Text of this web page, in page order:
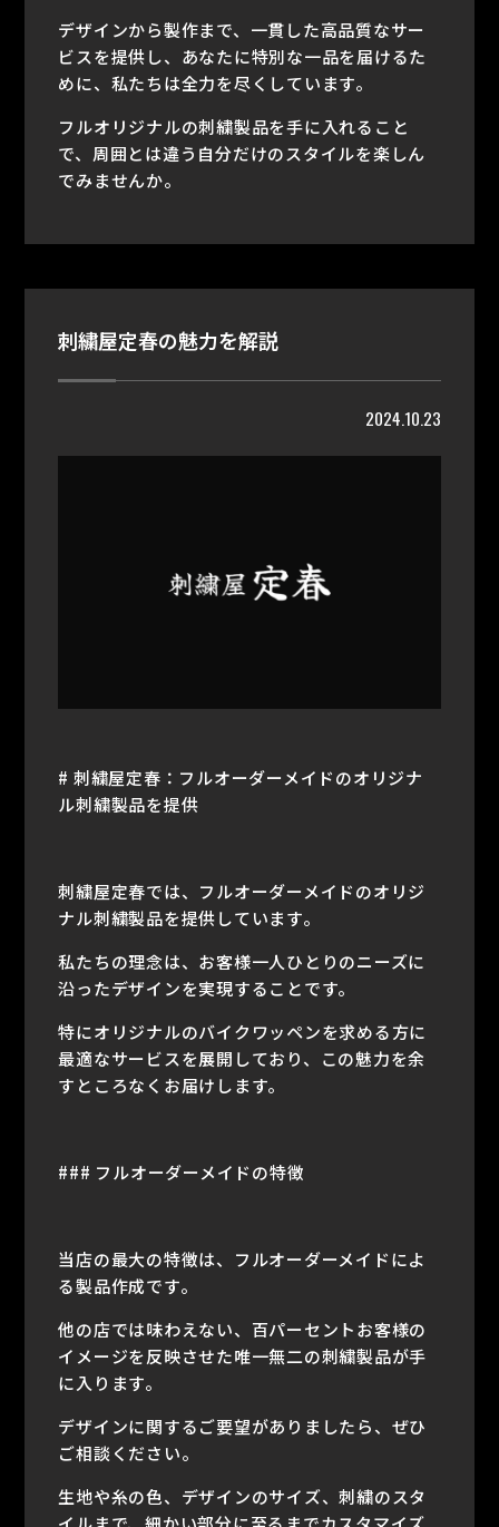
デザインから製作まで、一貫した高品質なサー
ビスを提供し、あなたに特別な一品を届けるた
めに、私たちは全力を尽くしています。
フルオリジナルの刺繍製品を手に入れること
で、周囲とは違う自分だけのスタイルを楽しん
でみませんか。
刺繍屋定春の魅力を解説
2024.10.23
# 刺繍屋定春：フルオーダーメイドのオリジナ
ル刺繍製品を提供
刺繍屋定春では、フルオーダーメイドのオリジ
ナル刺繍製品を提供しています。
私たちの理念は、お客様一人ひとりのニーズに
沿ったデザインを実現することです。
特にオリジナルのバイクワッペンを求める方に
最適なサービスを展開しており、この魅力を余
すところなくお届けします。
### フルオーダーメイドの特徴
当店の最大の特徴は、フルオーダーメイドによ
る製品作成です。
他の店では味わえない、百パーセントお客様の
イメージを反映させた唯一無二の刺繍製品が手
に入ります。
デザインに関するご要望がありましたら、ぜひ
ご相談ください。
生地や糸の色、デザインのサイズ、刺繍のスタ